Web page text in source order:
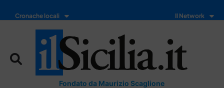
Cronache locali Il Network
Fondato da Maurizio Scaglione